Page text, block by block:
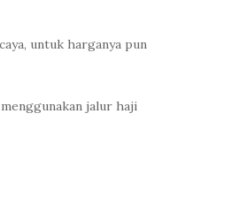
untuk harganya pun
jalur haji